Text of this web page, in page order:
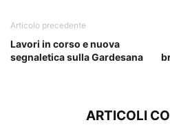
Articolo precedente
Lavori in corso e nuova
segnaletica sulla Gardesana
ARTICOLI